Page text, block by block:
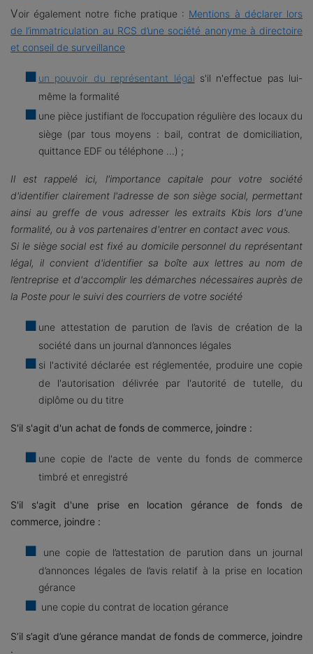
Voir également notre fiche pratique : Mentions à déclarer lors
de l’immatriculation au RCS d’une société anonyme à directoire
et conseil de surveillance
un pouvoir du représentant légal s'il n'effectue pas lui-
même la formalité
une pièce justifiant de l’occupation régulière des locaux du
siège (par tous moyens : bail, contrat de domiciliation,
quittance EDF ou téléphone ...) ;
Il est rappelé ici, l'importance capitale pour votre société
d'identifier clairement l'adresse de son siège social, permettant
ainsi au greffe de vous adresser les extraits Kbis lors d'une
formalité, ou à vos partenaires d'entrer en contact avec vous.
Si le siège social est fixé au domicile personnel du représentant
légal, il convient d'identifier sa boîte aux lettres au nom de
l’entreprise et d'accomplir les démarches nécessaires auprès de
la Poste pour le suivi des courriers de votre société
une attestation de parution de l’avis de création de la
société dans un journal d’annonces légales
si l'activité déclarée est réglementée, produire une copie
de l'autorisation délivrée par l'autorité de tutelle, du
diplôme ou du titre
S'il s'agit d'un achat de fonds de commerce, joindre :
une copie de l'acte de vente du fonds de commerce
timbré et enregistré
S'il s'agit d'une prise en location gérance de fonds de
commerce, joindre :
une copie de l’attestation de parution dans un journal
d’annonces légales de l’avis relatif à la prise en location
gérance
une copie du contrat de location gérance
S’il s’agit d’une gérance mandat de fonds de commerce, joindre